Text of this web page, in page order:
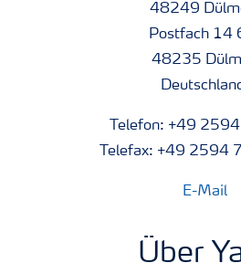
48249
Postfach 14
48235
Telefon: +49
Telefax: +49 2594
E-Mail
Über